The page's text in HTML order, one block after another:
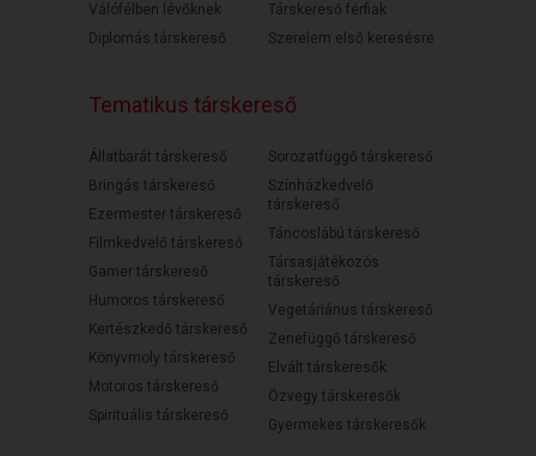
Válófélben lévőknek
Diplomás társkereső
Társkereső férfiak
Szerelem első keresésre
Tematikus társkereső
Állatbarát társkereső
Bringás társkereső
Ezermester társkereső
Filmkedvelő társkereső
Gamer társkereső
Humoros társkereső
Kertészkedő társkereső
Könyvmoly társkereső
Motoros társkereső
Spirituális társkereső
Sorozatfüggő társkereső
Színházkedvelő
társkereső
Táncoslábú társkereső
Társasjátékozós
társkereső
Vegetáriánus társkereső
Zenefüggő társkereső
Elvált társkeresők
Özvegy társkeresők
Gyermekes társkeresők